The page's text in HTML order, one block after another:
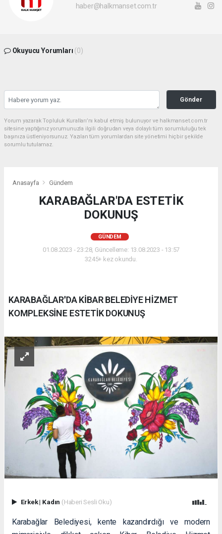
haber@halkmanset.com.tr
Okuyucu Yorumları (0)
Gönder
Yorum yazarak Topluluk Kuralları’nı kabul etmiş bulunuyor ve halkmanset.com.tr
sitesine yaptığınız yorumunuzla ilgili doğrudan veya dolaylı tüm sorumluluğu tek
başınıza üstleniyorsunuz. Yazılan tüm yorumlardan site yönetimi hiçbir şekilde
sorumlu tutulamaz.
Anasayfa Gündem
KARABAĞLAR'DA ESTETİK
DOKUNUŞ
GÜNDEM
01.08.2023 - 23:28, Güncelleme: 13.08.2023 - 13:57
3245+ kez okundu.
KARABAĞLAR'DA KİBAR BELEDİYE HİZMET
KOMPLEKSİNE ESTETİK DOKUNUŞ
Erkek| Kadın (Haberi Sesli Oku)
Karabağlar Belediyesi, kente kazandırdığı ve modern